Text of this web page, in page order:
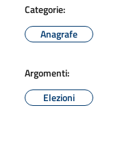
Categorie:
Anagrafe
Argomenti:
Elezioni